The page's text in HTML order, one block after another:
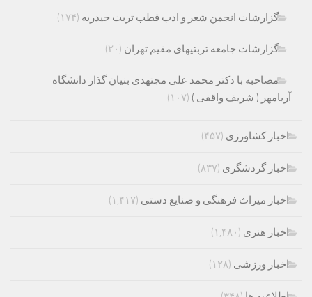
گزارشات انجمن شعر و ادب قطب تربت حیدریه (۱۷۴)
گزارشات جامعه تربتیهای مقیم تهران (۲۰)
مصاحبه با دکتر محمد علی مجتهدی بنیان گذار دانشگاه
آریامهر ( شریف واقفی ) (۱۰۷)
اخبار کشاورزی (۴۵۷)
اخبار گردشگری (۸۳۷)
اخبار میراث فرهنگی و صنایع دستی (۱,۴۱۷)
اخبار هنری (۱,۴۸۰)
اخبار ورزشی (۱۲۸)